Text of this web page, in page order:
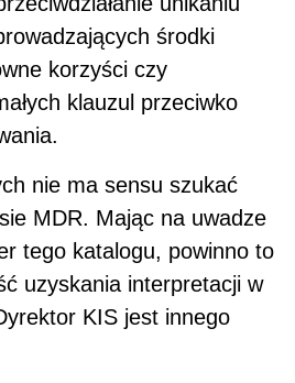
środki
korzyści czy
klauzul przeciwko
nie ma sensu szukać
MDR. Mając na uwadze
tego katalogu, powinno to
uzyskania interpretacji w
KIS jest innego